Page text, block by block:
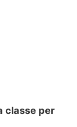
classe per